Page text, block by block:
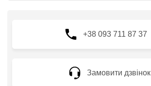
+38 093 711 87 37
Замовити дзвінок